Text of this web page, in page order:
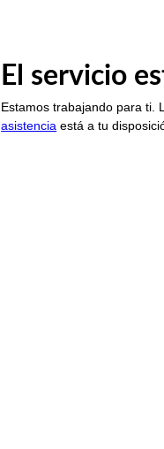
El servicio
Estamos trabajando para ti.
asistencia está a tu